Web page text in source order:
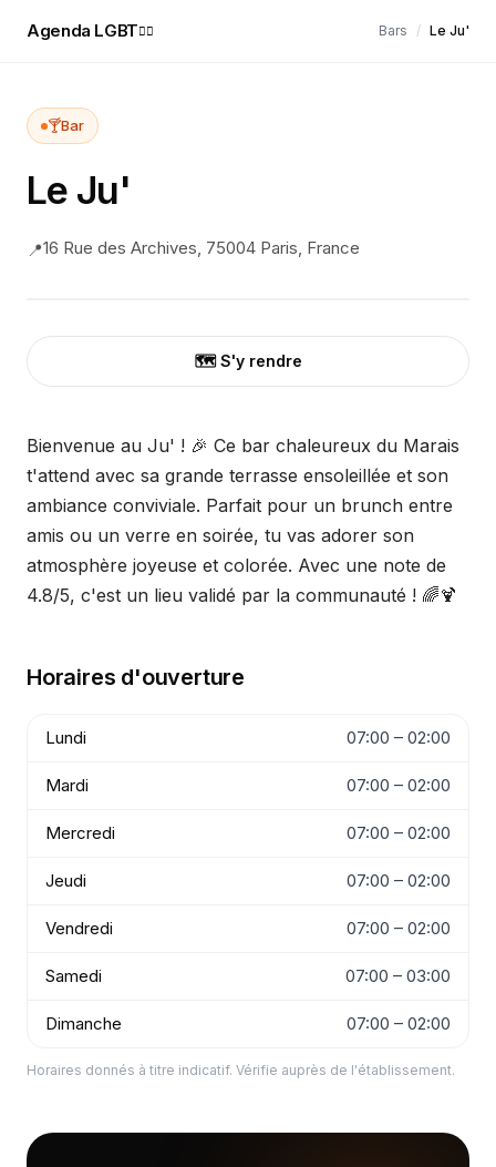
Agenda LGBT🏳️‍🌈 Bars / Le Ju'
🍸Bar
Le Ju'
📍16 Rue des Archives, 75004 Paris, France
🗺️ S'y rendre
Bienvenue au Ju' ! 🎉 Ce bar chaleureux du Marais
t'attend avec sa grande terrasse ensoleillée et son
ambiance conviviale. Parfait pour un brunch entre
amis ou un verre en soirée, tu vas adorer son
atmosphère joyeuse et colorée. Avec une note de
4.8/5, c'est un lieu validé par la communauté ! 🌈🍹
Horaires d'ouverture
Lundi 07:00 – 02:00
Mardi 07:00 – 02:00
Mercredi 07:00 – 02:00
Jeudi 07:00 – 02:00
Vendredi 07:00 – 02:00
Samedi 07:00 – 03:00
Dimanche 07:00 – 02:00
Horaires donnés à titre indicatif. Vérifie auprès de l'établissement.